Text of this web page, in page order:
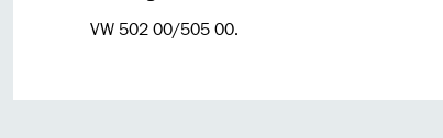
VW 502 00/505 00.